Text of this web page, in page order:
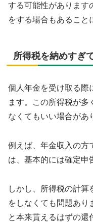
する可能性があります
をする場合もあること
所得税を納めすぎ
個人年金を受け取る際
ます。この所得税が多
なくてもいい場合があ
例えば、年金収入の方
は、基本的には確定申
しかし、所得税の計
をしなくても問題あり
と本来貰えるはずの還